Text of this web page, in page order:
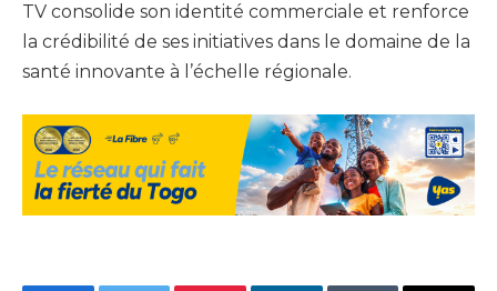
TV consolide son identité commerciale et renforce
la crédibilité de ses initiatives dans le domaine de la
santé innovante à l’échelle régionale.